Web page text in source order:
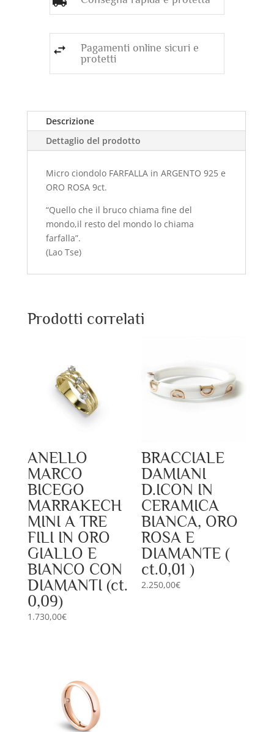
Pagamenti online sicuri e
protetti
Descrizione
Dettaglio del prodotto
Micro ciondolo FARFALLA in ARGENTO 925 e
ORO ROSA 9ct.
“Quello che il bruco chiama fine del
mondo,il resto del mondo lo chiama
farfalla”.
(Lao Tse)
Prodotti correlati
ANELLO
MARCO
BICEGO
MARRAKECH
MINI A TRE
FILI IN ORO
GIALLO E
BIANCO CON
DIAMANTI (ct.
0,09)
1.730,00€
BRACCIALE
DAMIANI
D.ICON IN
CERAMICA
BIANCA, ORO
ROSA E
DIAMANTE (
ct.0,01 )
2.250,00€